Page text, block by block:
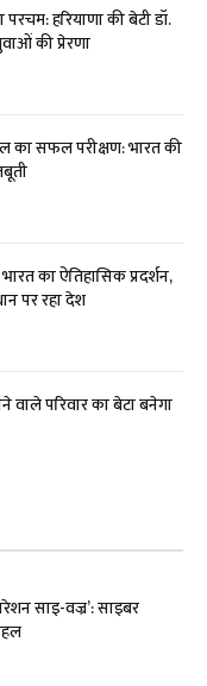
हरियाणा की बेटी डॉ.
की प्रेरणा
का सफल परीक्षण: भारत की
का ऐतिहासिक प्रदर्शन,
पर रहा देश
वाले परिवार का बेटा बनेगा
साइ-वज्र’: साइबर